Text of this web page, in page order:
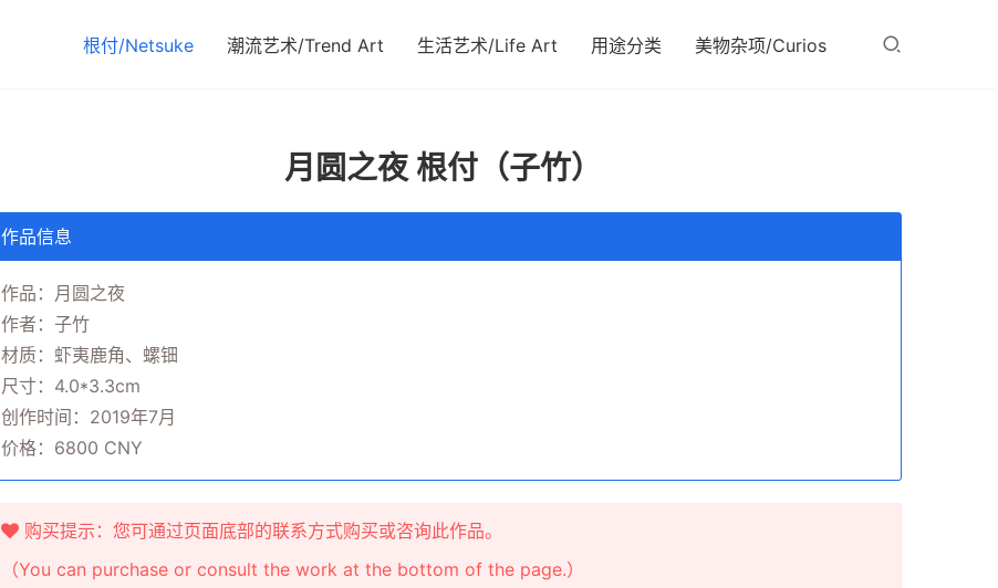
根付/Netsuke 潮流艺术/Trend Art 生活艺术/Life Art 用途分类 美物杂项/Curios
月圆之夜 根付（子竹）
作品信息
作品：月圆之夜
作者：子竹
材质：虾夷鹿角、螺钿
尺寸：4.0*3.3cm
创作时间：2019年7月
价格：6800 CNY
购买提示：您可通过页面底部的联系方式购买或咨询此作品。
（You can purchase or consult the work at the bottom of the page.）